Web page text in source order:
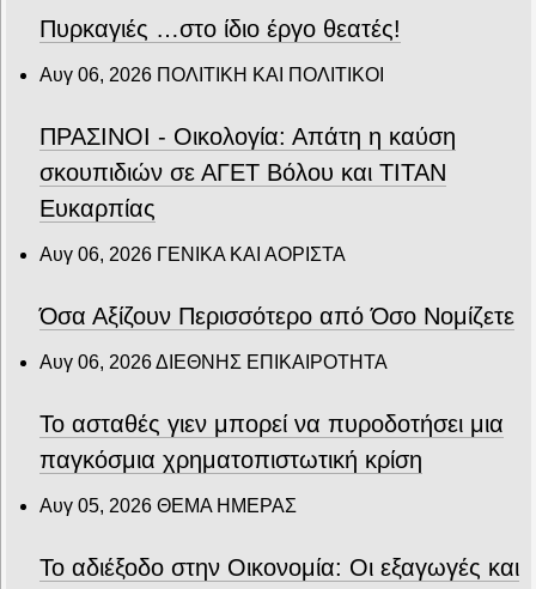
Πυρκαγιές …στο ίδιο έργο θεατές!
Αυγ 06, 2026 ΠΟΛΙΤΙΚΗ ΚΑΙ ΠΟΛΙΤΙΚΟΙ
ΠΡΑΣΙΝΟΙ - Οικολογία: Απάτη η καύση
σκουπιδιών σε ΑΓΕΤ Βόλου και ΤΙΤΑΝ
Ευκαρπίας
Αυγ 06, 2026 ΓΕΝΙΚΑ ΚΑΙ ΑΟΡΙΣΤΑ
Όσα Αξίζουν Περισσότερο από Όσο Νομίζετε
Αυγ 06, 2026ΔΙΕΘΝΗΣ ΕΠΙΚΑΙΡΟΤΗΤΑ
Το ασταθές γιεν μπορεί να πυροδοτήσει μια
παγκόσμια χρηματοπιστωτική κρίση
Αυγ 05, 2026 ΘΕΜΑ ΗΜΕΡΑΣ
Το αδιέξοδο στην Οικονομία: Οι εξαγωγές και